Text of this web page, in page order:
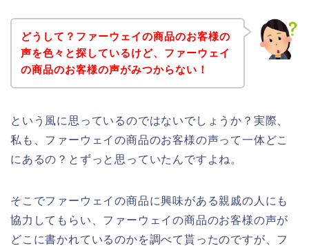
どうして？ファーウェイの商品のお客様の
声を色々と探しているけど、ファーウェイ
の商品のお客様の声がみつからない！
という風に思っているのではないでしょうか？実際、
私も、ファーウェイの商品のお客様の声って一体どこ
にあるの？とずっと思っていたんですよね。
そこでファーウェイの商品に興味がある親戚の人にも
協力してもらい、ファーウェイの商品のお客様の声が
どこに書かれているのかを調べて貰ったのですが、フ